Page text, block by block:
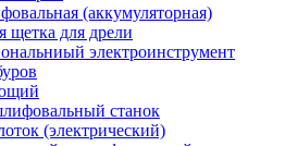
(аккумуляторная)
щетка для дрели
электроинструмент
станок
(электрический)